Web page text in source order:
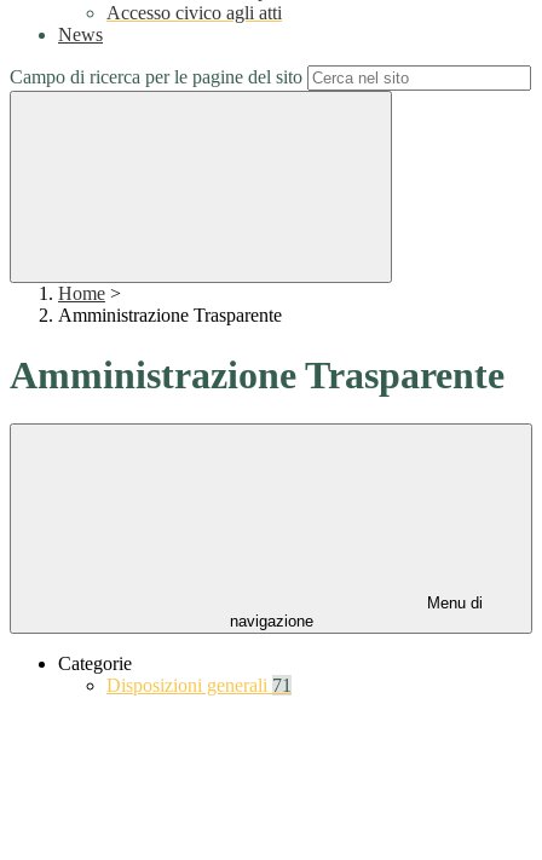
Accesso civico agli atti
News
Campo di ricerca per le pagine del sito
Home >
Amministrazione Trasparente
Amministrazione Trasparente
Menu di
navigazione
Categorie
Disposizioni generali 71